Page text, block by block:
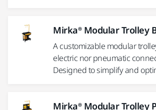
Mirka® Modular Trolley
A customizable modular
electric nor pneumatic
Designed to simplify and
Mirka® Modular Trolley